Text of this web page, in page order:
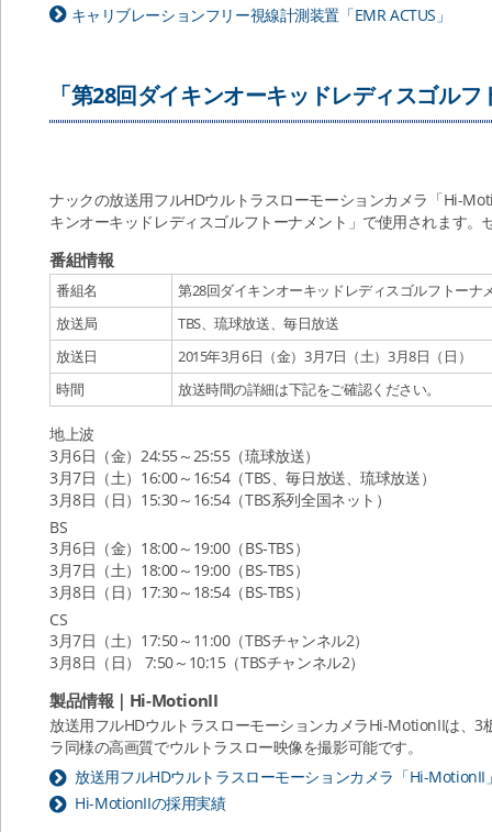
キャリブレーションフリー視線計測装置「EMR ACTUS」
「第28回ダイキンオーキッドレディスゴル
ナックの放送用フルHDウルトラスローモーションカメラ「Hi-
キンオーキッドレディスゴルフトーナメント」で使用されます。
番組情報
番組名
第28回ダイキンオーキッドレディスゴルフトーナ
放送局
TBS、琉球放送、毎日放送
放送日
2015年3月6日（金）3月7日（土）3月8日（日）
時間
放送時間の詳細は下記をご確認ください。
地上波
3月6日（金）24:55～25:55（琉球放送）
3月7日（土）16:00～16:54（TBS、毎日放送、琉球放送）
3月8日（日）15:30～16:54（TBS系列全国ネット）
BS
3月6日（金）18:00～19:00（BS-TBS）
3月7日（土）18:00～19:00（BS-TBS）
3月8日（日）17:30～18:54（BS-TBS）
CS
3月7日（土）17:50～11:00（TBSチャンネル2）
3月8日（日） 7:50～10:15（TBSチャンネル2）
製品情報｜Hi-MotionII
放送用フルHDウルトラスローモーションカメラHi-MotionIIは、
ラ同様の高画質でウルトラスロー映像を撮影可能です。
放送用フルHDウルトラスローモーションカメラ「Hi-MotionII
Hi-MotionIIの採用実績